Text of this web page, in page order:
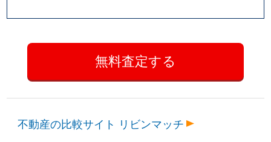
不動産の比較サイト リビンマッチ